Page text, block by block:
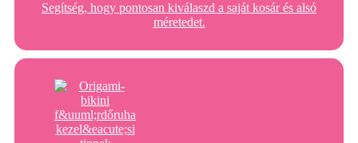
Segítség, hogy pontosan kiválaszd a saját kosár és alsó
méretedet.